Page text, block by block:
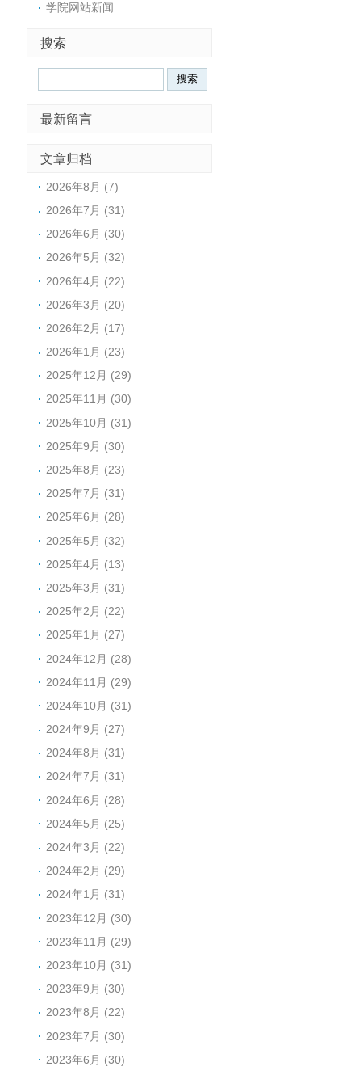
学院网站新闻
搜索
最新留言
文章归档
2026年8月 (7)
2026年7月 (31)
2026年6月 (30)
2026年5月 (32)
2026年4月 (22)
2026年3月 (20)
2026年2月 (17)
2026年1月 (23)
2025年12月 (29)
2025年11月 (30)
2025年10月 (31)
2025年9月 (30)
2025年8月 (23)
2025年7月 (31)
2025年6月 (28)
2025年5月 (32)
2025年4月 (13)
2025年3月 (31)
2025年2月 (22)
2025年1月 (27)
2024年12月 (28)
2024年11月 (29)
2024年10月 (31)
2024年9月 (27)
2024年8月 (31)
2024年7月 (31)
2024年6月 (28)
2024年5月 (25)
2024年3月 (22)
2024年2月 (29)
2024年1月 (31)
2023年12月 (30)
2023年11月 (29)
2023年10月 (31)
2023年9月 (30)
2023年8月 (22)
2023年7月 (30)
2023年6月 (30)